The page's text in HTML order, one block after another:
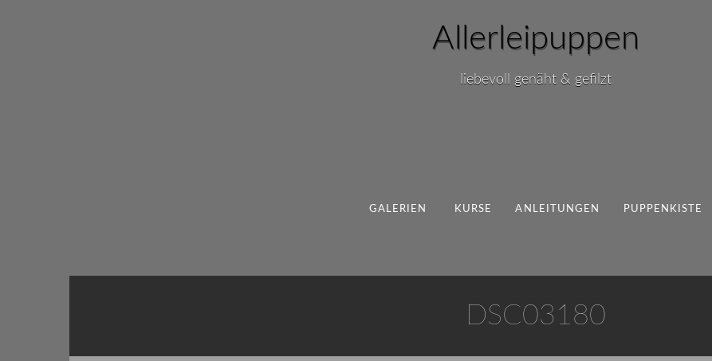
Allerleipuppen
liebevoll genäht & gefilzt
GALERIEN KURSE ANLEITUNGEN PUPPENKISTE
DSC03180